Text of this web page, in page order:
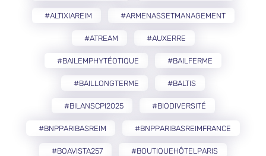
#ALTIXIAREIM #ARMENASSETMANAGEMENT
#ATREAM #AUXERRE
#BAILEMPHYTÉOTIQUE #BAILFERME
#BAILLONGTERME #BALTIS
#BILANSCPI2025 #BIODIVERSITÉ
#BNPPARIBASREIM #BNPPARIBASREIMFRANCE
#BOAVISTA257 #BOUTIQUEHÔTELPARIS